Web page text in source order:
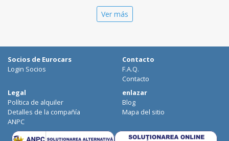
Galati
Suceava
Focsani
Targoviste
Ploiesti
Craiova
Ver más
Socios de Eurocars
Login Socios
Contacto
F.A.Q.
Contacto
Legal
Política de alquiler
Detalles de la compañía
ANPC
enlazar
Blog
Mapa del sitio